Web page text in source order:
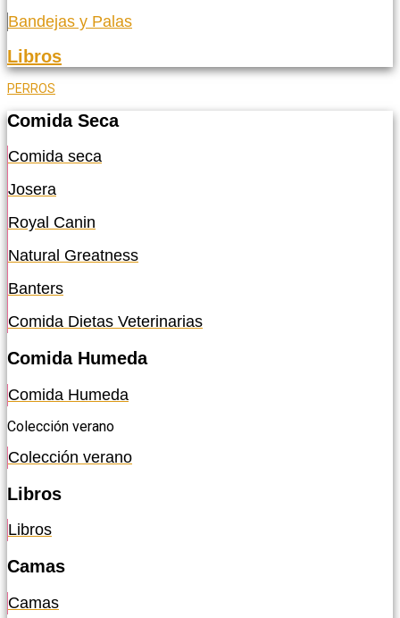
Bandejas y Palas
Libros
PERROS
Comida Seca
Comida seca
Josera
Royal Canin
Natural Greatness
Banters
Comida Dietas Veterinarias
Comida Humeda
Comida Humeda
Colección verano
Colección verano
Libros
Libros
Camas
Camas